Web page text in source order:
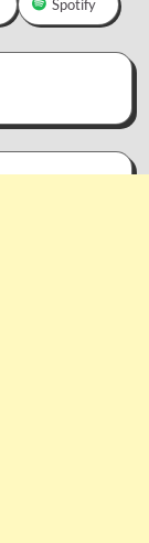
Spotify